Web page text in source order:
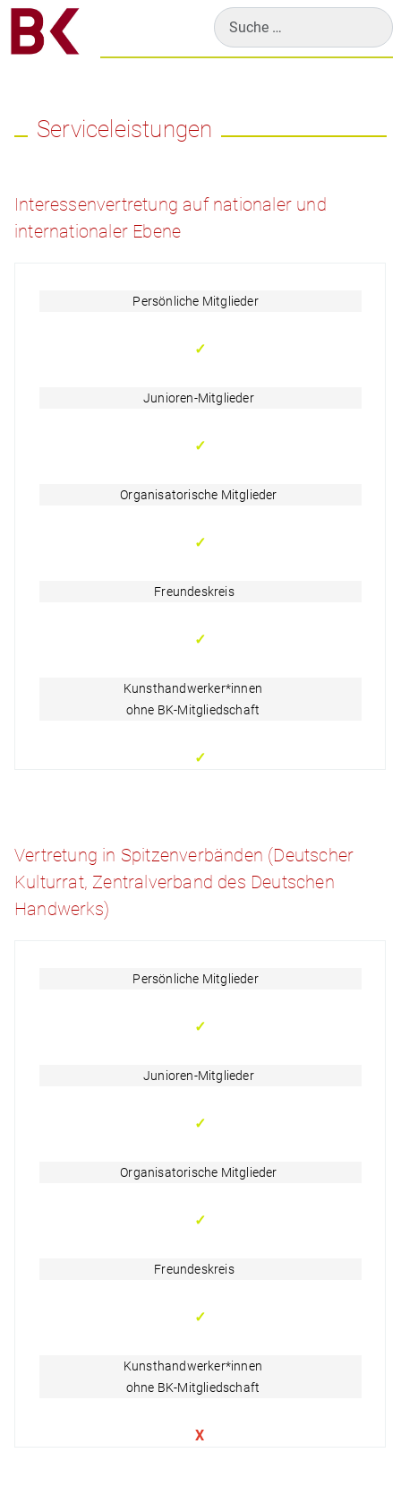
Suchen
Serviceleistungen
Interessenvertretung auf nationaler und
internationaler Ebene
Persönliche Mitglieder
✓
Junioren-Mitglieder
✓
Organisatorische Mitglieder
✓
Freundeskreis
✓
Kunsthandwerker*innen
ohne BK-Mitgliedschaft
✓
Vertretung in Spitzenverbänden (Deutscher
Kulturrat, Zentralverband des Deutschen
Handwerks)
Persönliche Mitglieder
✓
Junioren-Mitglieder
✓
Organisatorische Mitglieder
✓
Freundeskreis
✓
Kunsthandwerker*innen
ohne BK-Mitgliedschaft
X